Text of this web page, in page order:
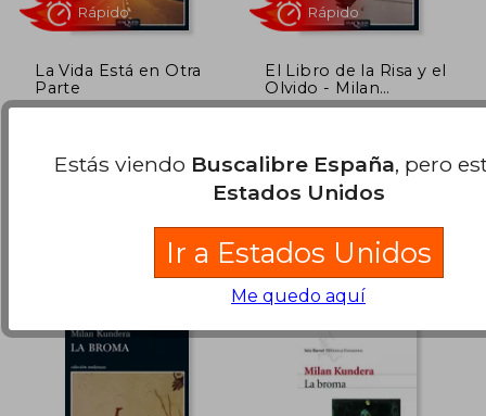
5%
dcto. 11,35 €
5%
dcto.
La Vida Está en Otra
Parte
Milan Kundera
Tusquets Editores, 2014,
Tapa Blanda, Nuevo
El Libro de la Risa y el
Olvido - Milan
Kundera - Libro Físico
Milan Kundera
Tusquets Editores, 2013, 1
Edición, Tapa Blanda,
Nuevo
Estás viendo Buscalibre España, pero
Estados Unidos
Ir a Estados Unidos
Me quedo aquí